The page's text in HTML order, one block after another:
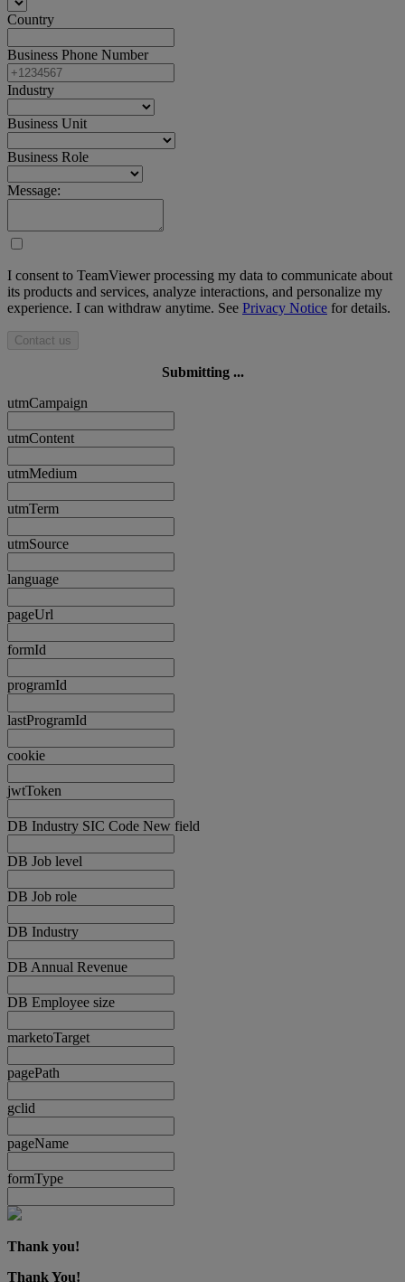
Country
Business Phone Number
Industry
Business Unit
Business Role
Message:
I consent to TeamViewer processing my data to communicate about
its products and services, analyze interactions, and personalize my
experience. I can withdraw anytime. See Privacy Notice for details.
Contact us
Submitting ...
utmCampaign
utmContent
utmMedium
utmTerm
utmSource
language
pageUrl
formId
programId
lastProgramId
cookie
jwtToken
DB Industry SIC Code New field
DB Job level
DB Job role
DB Industry
DB Annual Revenue
DB Employee size
marketoTarget
pagePath
gclid
pageName
formType
Thank you!
Thank You!